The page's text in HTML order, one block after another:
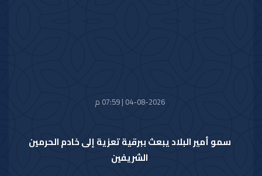
04-08-2026 | 07:59 م
سمو أمير البلاد يبعث ببرقية تعزية إلى خادم الحرمين
الشريفين